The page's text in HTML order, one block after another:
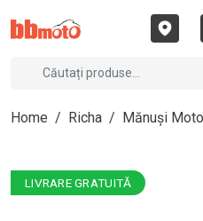
Home / Richa / Mănuși Moto
LIVRARE GRATUITĂ